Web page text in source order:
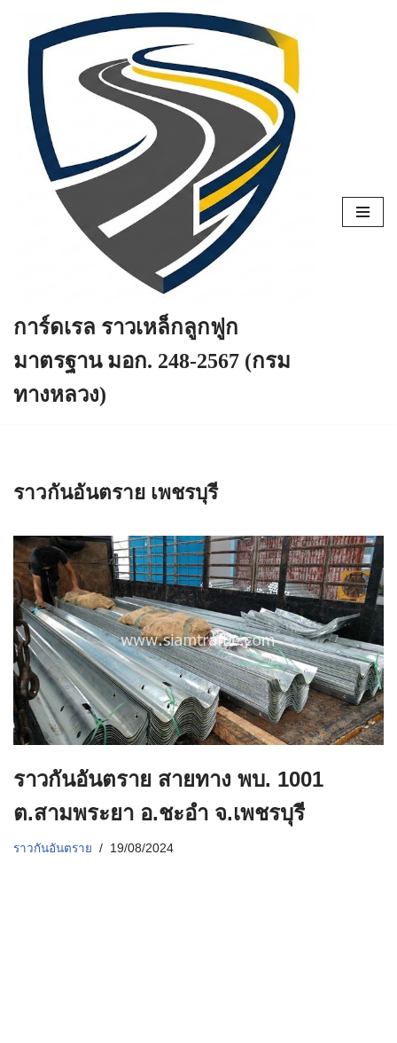
Skip
content
การ์ดเรล ราวเหล็กลูกฟูก
มาตรฐาน มอก. 248-2567 (กรม
ทางหลวง)
ราวกันอันตราย เพชรบุรี
ราวกันอันตราย สายทาง พบ. 1001
ต.สามพระยา อ.ชะอำ จ.เพชรบุรี
ราวกันอันตราย 19/08/2024